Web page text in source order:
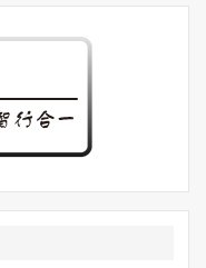
拿大森林资源由各省政
产品的进出口、以及